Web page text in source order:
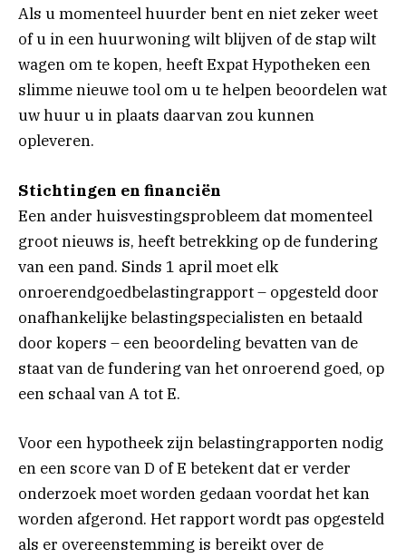
Als u momenteel huurder bent en niet zeker weet
of u in een huurwoning wilt blijven of de stap wilt
wagen om te kopen, heeft Expat Hypotheken een
slimme nieuwe tool om u te helpen beoordelen wat
uw huur u in plaats daarvan zou kunnen
opleveren.
Stichtingen en financiën
Een ander huisvestingsprobleem dat momenteel
groot nieuws is, heeft betrekking op de fundering
van een pand. Sinds 1 april moet elk
onroerendgoedbelastingrapport – opgesteld door
onafhankelijke belastingspecialisten en betaald
door kopers – een beoordeling bevatten van de
staat van de fundering van het onroerend goed, op
een schaal van A tot E.
Voor een hypotheek zijn belastingrapporten nodig
en een score van D of E betekent dat er verder
onderzoek moet worden gedaan voordat het kan
worden afgerond. Het rapport wordt pas opgesteld
als er overeenstemming is bereikt over de